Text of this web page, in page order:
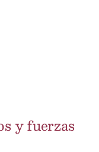
y fuerzas